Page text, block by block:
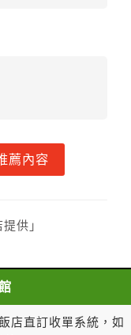
方依下列標準返
日以前到達者，
百。
分之五十。
折抵使用：
後消費折抵使
薦內容
供」
店直訂收單系統，如